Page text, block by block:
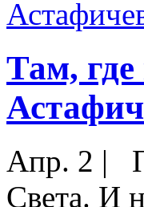
Там,
Апр. 2 |
Света. И